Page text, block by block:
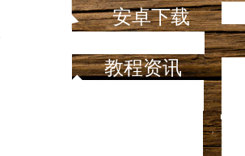
安卓下载
教程资讯